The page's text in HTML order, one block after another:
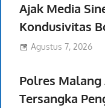
Ajak Media
Kondusivitas
Agustus 7, 2026
Polres Malang
Tersangka